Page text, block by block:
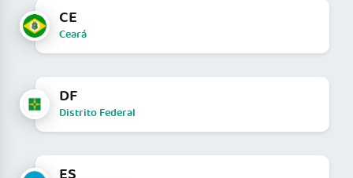
CE
Ceará
DF
Distrito Federal